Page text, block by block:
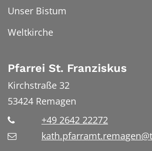
Unser Bistum
Weltkirche
Pfarrei St. Franziskus
Kirchstraße 32
53424 Remagen
+49 2642 22272